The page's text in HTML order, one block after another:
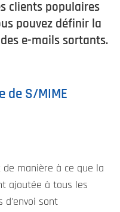
clients populaires
pouvez définir la
e-mails sortants.
de S/MIME
de manière à ce que la
ajoutée à tous les
d'envoi sont